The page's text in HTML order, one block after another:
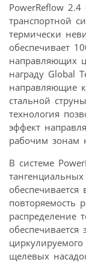
PowerReflow
транспортной
термически
обеспечивает
направляющих
награду Global
направляющие
стальной
технология
эффект
рабочим зонам
В системе
повторяемость
распределение
щелевых